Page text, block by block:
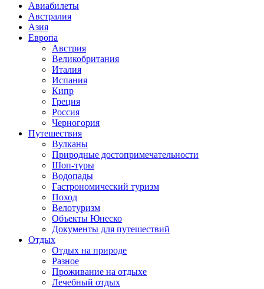
Авиабилеты
Австралия
Азия
Европа
Австрия
Великобритания
Италия
Испания
Кипр
Греция
Россия
Черногория
Путешествия
Вулканы
Природные достопримечательности
Шоп-туры
Водопады
Гастрономический туризм
Поход
Велотуризм
Объекты Юнеско
Документы для путешествий
Отдых
Отдых на природе
Разное
Проживание на отдыхе
Лечебный отдых